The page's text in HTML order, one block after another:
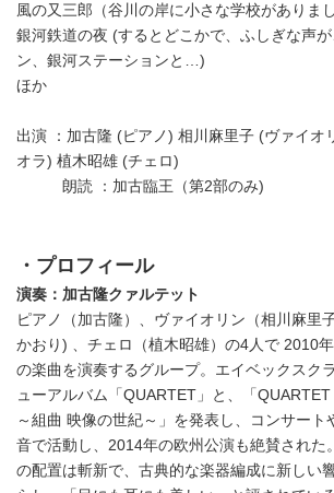
風の又三郎（谷川の岸に小さな学校がありま
銀河鉄道の夜 (するとどこかで、ふしぎな声
ン、銀河ステーションと…)
ほか
出演 ：加古隆 (ピアノ) 相川麻里子 (ヴァイオ
オラ) 植木昭雄 (チェロ)
朗読 ：加古臨王（第2部のみ)
・プロフィール
演奏：加古隆クァルテット
ピアノ（加古隆）、ヴァイオリン（相川麻里
かおり) 、チェロ（植木昭雄）の4人で 2010
の楽曲を演奏するグループ。エイベックスク
ューアルバム「QUARTET」と、「
～組曲 映像の世紀～」を発表し、コンサート
音で活動し、2014年の欧州公演も絶賛された
の配置は斬新で、古典的な楽器編成に新しい